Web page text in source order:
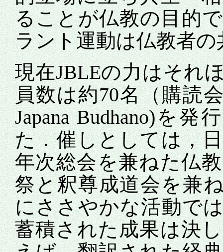
ることが仏教の目的
ラント運動は仏教者
現在JBLEの力はそれ
員数は約70名（購読
Japana Budhano)を
た．催しとしては，
年次総会を兼ねた仏
祭と釈尊成道会を兼
にささやかな活動で
蓄積された成果は決